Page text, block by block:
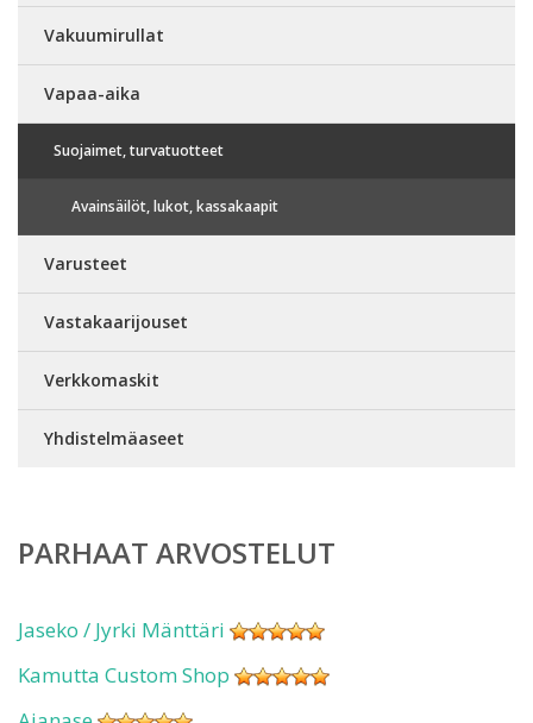
Vakuumirullat
Vapaa-aika
Suojaimet, turvatuotteet
Avainsäilöt, lukot, kassakaapit
Varusteet
Vastakaarijouset
Verkkomaskit
Yhdistelmäaseet
PARHAAT ARVOSTELUT
Jaseko / Jyrki Mänttäri
Kamutta Custom Shop